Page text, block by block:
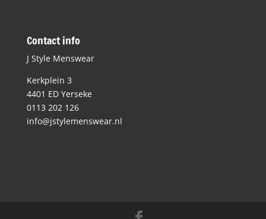
Contact info
J Style Menswear
Kerkplein 3
4401 ED Yerseke
0113 202 126
info@jstylemenswear.nl